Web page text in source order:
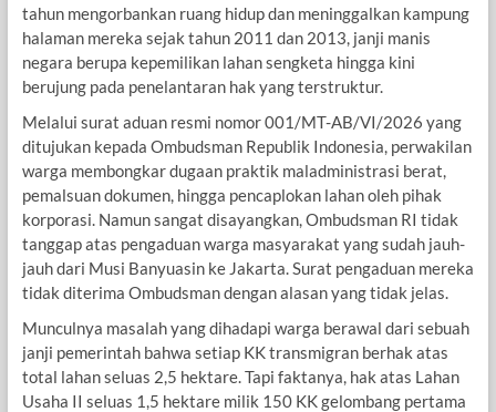
tahun mengorbankan ruang hidup dan meninggalkan kampung
halaman mereka sejak tahun 2011 dan 2013, janji manis
negara berupa kepemilikan lahan sengketa hingga kini
berujung pada penelantaran hak yang terstruktur.
Melalui surat aduan resmi nomor 001/MT-AB/VI/2026 yang
ditujukan kepada Ombudsman Republik Indonesia, perwakilan
warga membongkar dugaan praktik maladministrasi berat,
pemalsuan dokumen, hingga pencaplokan lahan oleh pihak
korporasi. Namun sangat disayangkan, Ombudsman RI tidak
tanggap atas pengaduan warga masyarakat yang sudah jauh-
jauh dari Musi Banyuasin ke Jakarta. Surat pengaduan mereka
tidak diterima Ombudsman dengan alasan yang tidak jelas.
Munculnya masalah yang dihadapi warga berawal dari sebuah
janji pemerintah bahwa setiap KK transmigran berhak atas
total lahan seluas 2,5 hektare. Tapi faktanya, hak atas Lahan
Usaha II seluas 1,5 hektare milik 150 KK gelombang pertama